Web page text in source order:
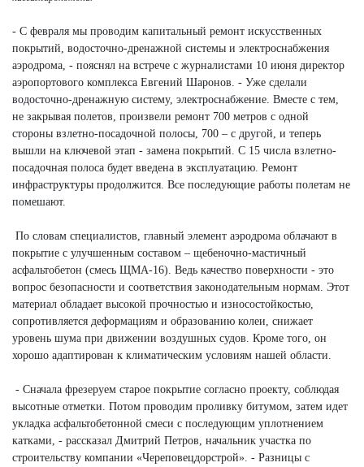
- С февраля мы проводим капитальный ремонт искусственных
покрытий, водосточно-дренажной системы и электроснабжения
аэродрома, - пояснял на встрече с журналистами 10 июня директор
аэропортового комплекса Евгений Шаронов. - Уже сделали
водосточно-дренажную систему, электроснабжение. Вместе с тем,
не закрывая полетов, произвели ремонт 700 метров с одной
стороны взлетно-посадочной полосы, 700 – с другой, и теперь
вышли на ключевой этап - замена покрытий. С 15 числа взлетно-
посадочная полоса будет введена в эксплуатацию. Ремонт
инфраструктуры продолжится. Все последующие работы полетам не
помешают.
По словам специалистов, главный элемент аэродрома облачают в
покрытие с улучшенным составом – щебеночно-мастичный
асфальтобетон (смесь ЩМА-16). Ведь качество поверхности - это
вопрос безопасности и соответствия законодательным нормам. Этот
материал обладает высокой прочностью и износостойкостью,
сопротивляется деформациям и образованию колеи, снижает
уровень шума при движении воздушных судов. Кроме того, он
хорошо адаптирован к климатическим условиям нашей области.
- Сначала фрезеруем старое покрытие согласно проекту, соблюдая
высотные отметки. Потом проводим проливку битумом, затем идет
укладка асфальтобетонной смеси с последующим уплотнением
катками, - рассказал Дмитрий Петров, начальник участка по
строительству компании «Череповецдорстрой». - Разницы с